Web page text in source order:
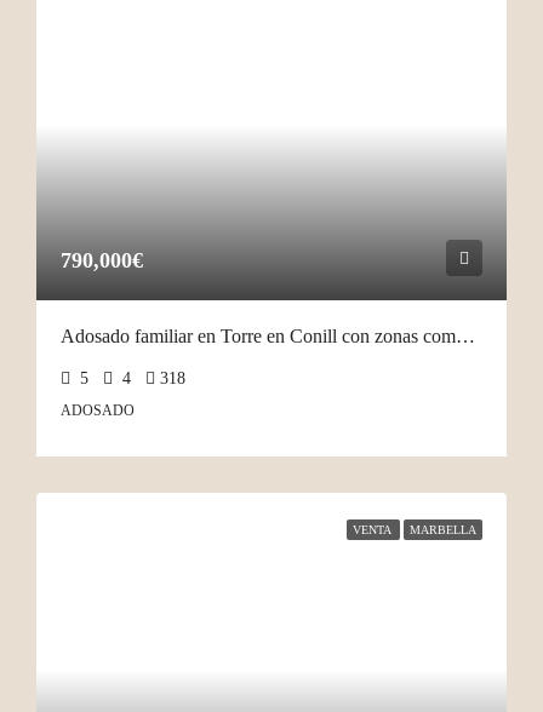
790,000€
Adosado familiar en Torre en Conill con zonas comunes
5 4 318
ADOSADO
VENTA MARBELLA